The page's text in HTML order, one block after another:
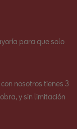
para que solo
nosotros tienes 3
y sin limitación